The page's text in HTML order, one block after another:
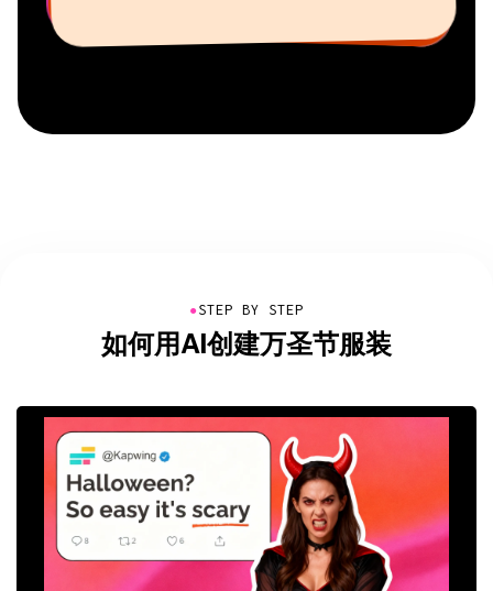
●STEP BY STEP
如何用AI创建万圣节服装